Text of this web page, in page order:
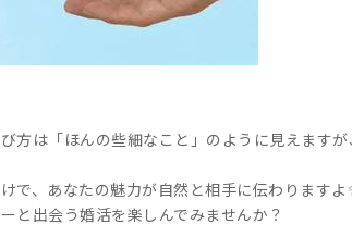
方は「ほんの些細なこと」のように見えます
で、あなたの魅力が自然と相手に伝わりますよ
と出会う婚活を楽しんでみませんか？